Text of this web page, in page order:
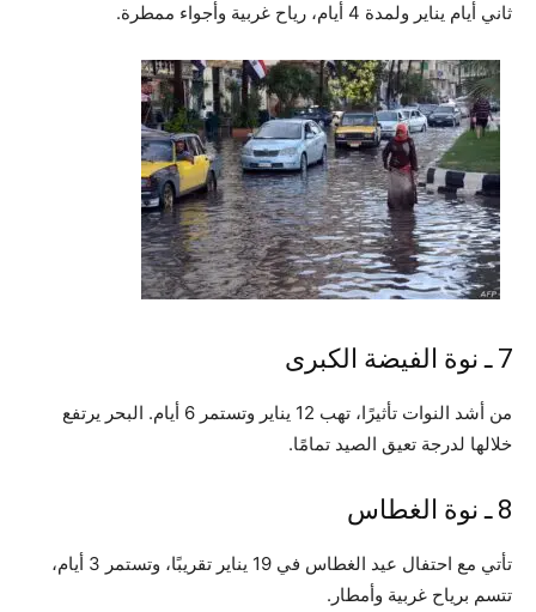
ثاني أيام يناير ولمدة 4 أيام، رياح غربية وأجواء ممطرة.
7 ـ نوة الفيضة الكبرى
من أشد النوات تأثيرًا، تهب 12 يناير وتستمر 6 أيام. البحر يرتفع
خلالها لدرجة تعيق الصيد تمامًا.
8 ـ نوة الغطاس
تأتي مع احتفال عيد الغطاس في 19 يناير تقريبًا، وتستمر 3 أيام،
تتسم برياح غربية وأمطار.